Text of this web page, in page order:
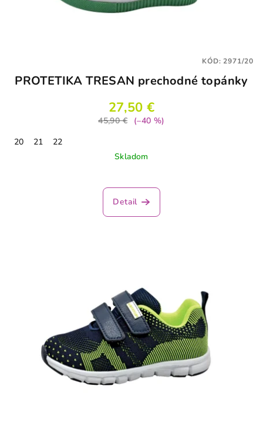
PROTETIKA TRESAN prechodné topánky
27,50 €
45,90 €
(–40 %)
20
21
22
Skladom
Detail
KÓD:2971/20